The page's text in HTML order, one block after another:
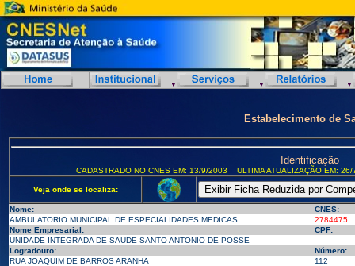
Estabelecimento de
Identificação
CADASTRADO NO CNES EM: 13/9/2003 ULTIMA ATUALIZAÇÃO EM:
Veja onde se localiza:
Nome:
CNES:
AMBULATORIO MUNICIPAL DE ESPECIALIDADES MEDICAS
2784475
Nome Empresarial:
CPF:
UNIDADE INTEGRADA DE SAUDE SANTO ANTONIO DE POSSE
--
Logradouro:
Número:
RUA JOAQUIM DE BARROS ARANHA
112